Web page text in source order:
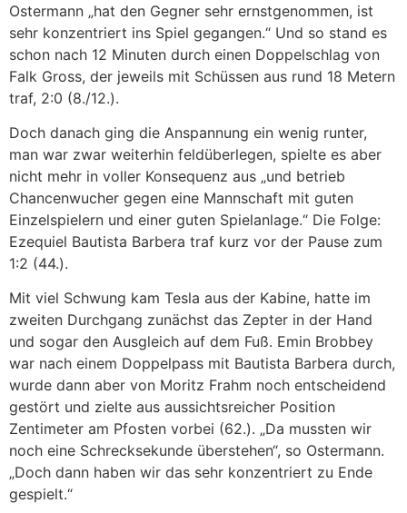
Ostermann „hat den Gegner sehr ernstgenommen, ist
sehr konzentriert ins Spiel gegangen.“ Und so stand es
schon nach 12 Minuten durch einen Doppelschlag von
Falk Gross, der jeweils mit Schüssen aus rund 18 Metern
traf, 2:0 (8./12.).
Doch danach ging die Anspannung ein wenig runter,
man war zwar weiterhin feldüberlegen, spielte es aber
nicht mehr in voller Konsequenz aus „und betrieb
Chancenwucher gegen eine Mannschaft mit guten
Einzelspielern und einer guten Spielanlage.“ Die Folge:
Ezequiel Bautista Barbera traf kurz vor der Pause zum
1:2 (44.).
Mit viel Schwung kam Tesla aus der Kabine, hatte im
zweiten Durchgang zunächst das Zepter in der Hand
und sogar den Ausgleich auf dem Fuß. Emin Brobbey
war nach einem Doppelpass mit Bautista Barbera durch,
wurde dann aber von Moritz Frahm noch entscheidend
gestört und zielte aus aussichtsreicher Position
Zentimeter am Pfosten vorbei (62.). „Da mussten wir
noch eine Schrecksekunde überstehen“, so Ostermann.
„Doch dann haben wir das sehr konzentriert zu Ende
gespielt.“